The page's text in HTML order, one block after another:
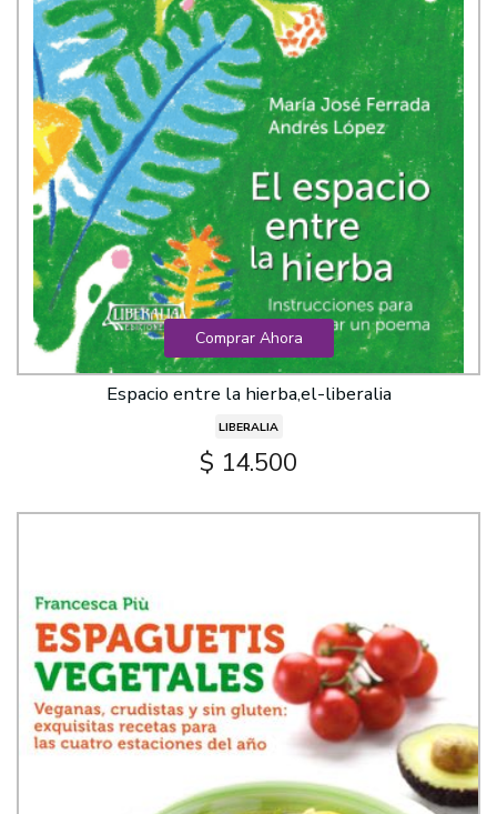
Comprar Ahora
Espacio entre la hierba,el-liberalia
LIBERALIA
$ 14.500